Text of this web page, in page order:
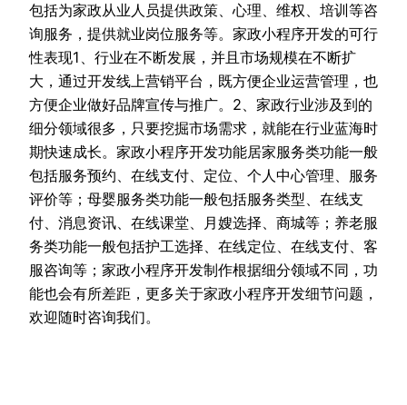
包括为家政从业人员提供政策、心理、维权、培训等咨
询服务，提供就业岗位服务等。家政小程序开发的可行
性表现1、行业在不断发展，并且市场规模在不断扩
大，通过开发线上营销平台，既方便企业运营管理，也
方便企业做好品牌宣传与推广。2、家政行业涉及到的
细分领域很多，只要挖掘市场需求，就能在行业蓝海时
期快速成长。家政小程序开发功能居家服务类功能一般
包括服务预约、在线支付、定位、个人中心管理、服务
评价等；母婴服务类功能一般包括服务类型、在线支
付、消息资讯、在线课堂、月嫂选择、商城等；养老服
务类功能一般包括护工选择、在线定位、在线支付、客
服咨询等；家政小程序开发制作根据细分领域不同，功
能也会有所差距，更多关于家政小程序开发细节问题，
欢迎随时咨询我们。